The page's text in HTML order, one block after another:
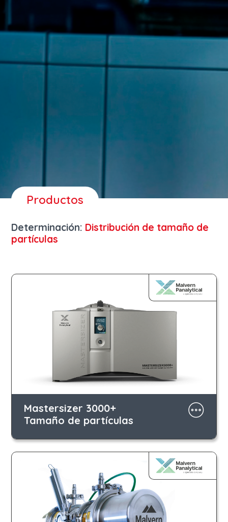
Productos
Determinación: Distribución de tamaño de
partículas
Mastersizer 3000+
Tamaño de partículas